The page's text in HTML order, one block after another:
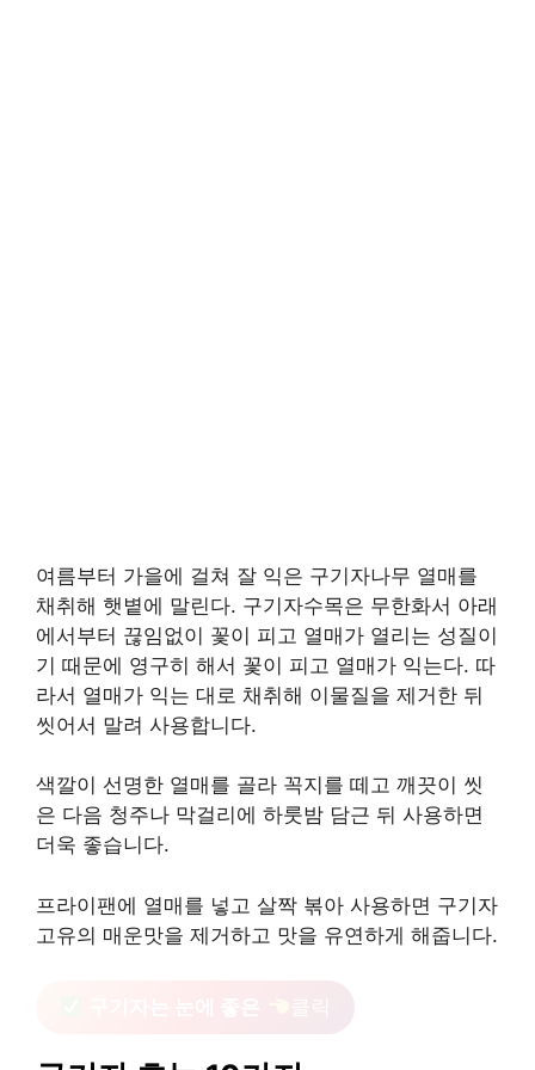
여름부터 가을에 걸쳐 잘 익은 구기자나무 열매를
채취해 햇볕에 말린다. 구기자수목은 무한화서 아래
에서부터 끊임없이 꽃이 피고 열매가 열리는 성질이
기 때문에 영구히 해서 꽃이 피고 열매가 익는다. 따
라서 열매가 익는 대로 채취해 이물질을 제거한 뒤
씻어서 말려 사용합니다.
색깔이 선명한 열매를 골라 꼭지를 떼고 깨끗이 씻
은 다음 청주나 막걸리에 하룻밤 담근 뒤 사용하면
더욱 좋습니다.
프라이팬에 열매를 넣고 살짝 볶아 사용하면 구기자
고유의 매운맛을 제거하고 맛을 유연하게 해줍니다.